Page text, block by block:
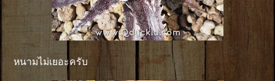
หนามไม่เยอะครับ